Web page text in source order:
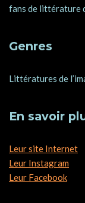
fans de littérature
Genres
Littératures de
En savoir
Leur site Internet
Leur Instagram
Leur Facebook